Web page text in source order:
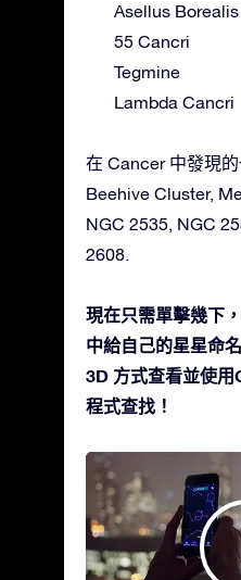
Asellus Borealis
55 Cancri
Tegmine
Lambda Cancri
在 Cancer 中發現
Beehive Cluster,
NGC 2535, NGC
2608.
現在只需單擊幾下
中給自己的星星命
3D 方式查看並使用
程式查找！